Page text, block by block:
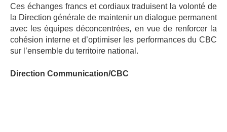
Ces échanges francs et cordiaux traduisent la volonté de
la Direction générale de maintenir un dialogue permanent
avec les équipes déconcentrées, en vue de renforcer la
cohésion interne et d’optimiser les performances du CBC
sur l’ensemble du territoire national.
Direction Communication/CBC